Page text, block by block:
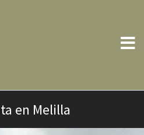
en Melilla